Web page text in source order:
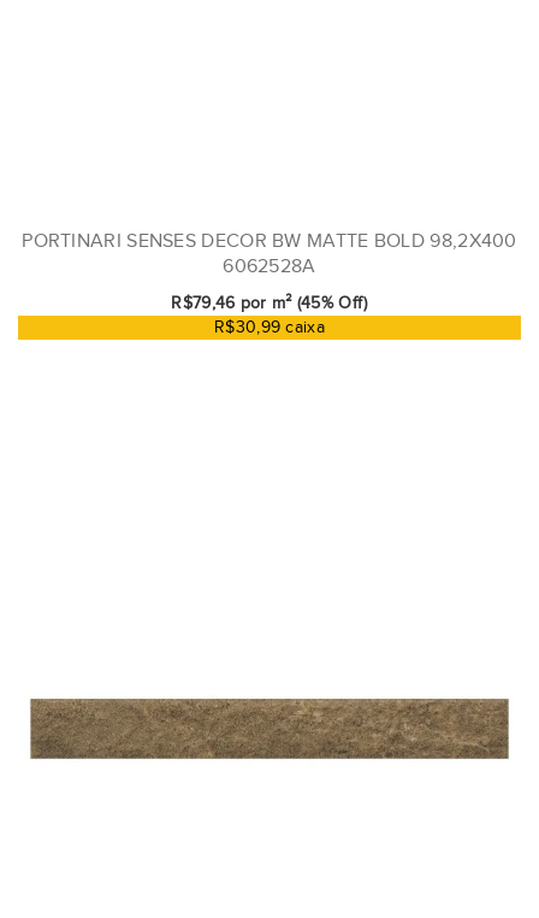
PORTINARI SENSES DECOR BW MATTE BOLD 98,2X400
6062528A
R$79,46 por m² (45% Off)
R$30,99 caixa